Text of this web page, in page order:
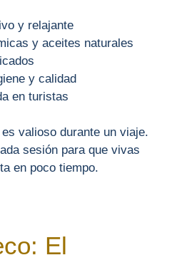
y relajante
y aceites naturales
y calidad
en turistas
valioso durante un viaje.
sesión para que vivas
en poco tiempo.
El